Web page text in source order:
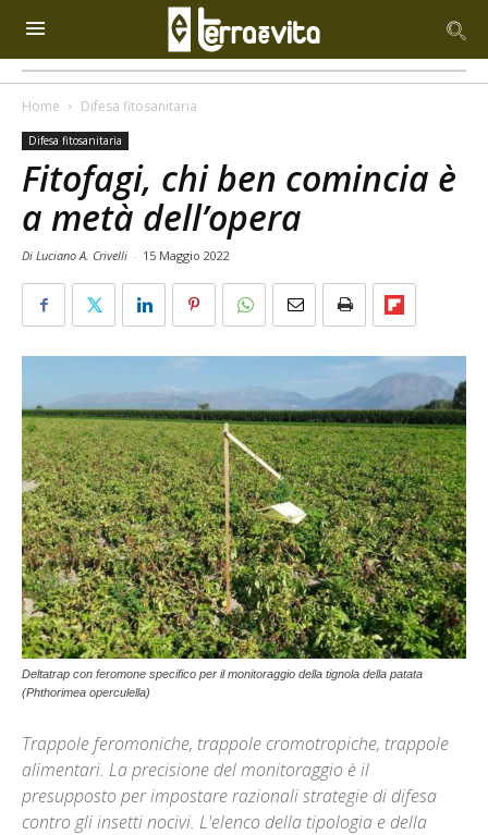
Home Difesa fitosanitaria
Difesa fitosanitaria
Fitofagi, chi ben comincia è
a metà dell’opera
Di Luciano A. Crivelli - 15 Maggio 2022
Deltatrap con feromone specifico per il monitoraggio della tignola della patata
(Phthorimea operculella)
Trappole feromoniche, trappole cromotropiche, trappole
alimentari. La precisione del monitoraggio è il
presupposto per impostare razionali strategie di difesa
contro gli insetti nocivi. L'elenco della tipologia e della